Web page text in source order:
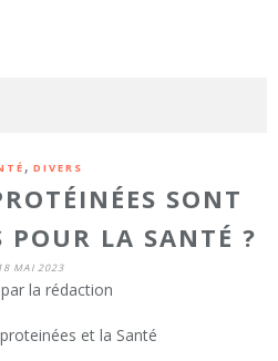
, DIVERS
SONT
POUR LA SANTÉ ?
18 MAI 2023
la rédaction